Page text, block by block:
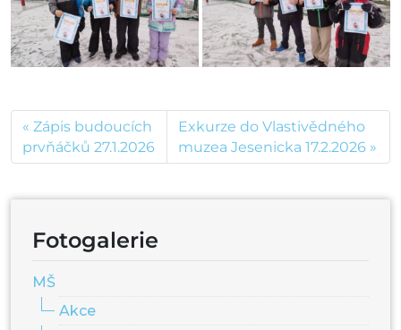
Zápis budoucích
prvňáčků 27.1.2026
Exkurze do Vlastivědného
muzea Jesenicka 17.2.2026
Fotogalerie
MŠ
Akce